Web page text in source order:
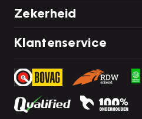
Zekerheid
Klantenservice